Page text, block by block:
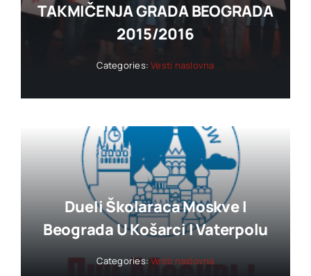
TAKMIČENJA GRADA BEOGRADA
2015/2016
Categories:Vesti naslovna
Dueli Školaraca Moskve I
Beograda U Košarci I Vaterpolu
Categories:Vesti naslovna